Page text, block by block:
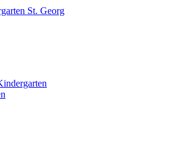
St. Georg